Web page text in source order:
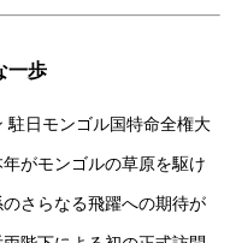
一歩
駐日モンゴル国特命全権大
がモンゴルの草原を駆け
さらなる飛躍への期待が